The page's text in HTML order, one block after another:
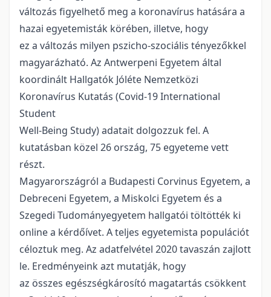
változás figyelhető meg a koronavírus hatására a
hazai egyetemisták körében, illetve, hogy
ez a változás milyen pszicho-szociális tényezőkkel
magyarázható. Az Antwerpeni Egyetem által
koordinált Hallgatók Jóléte Nemzetközi
Koronavírus Kutatás (Covid-19 International
Student
Well-Being Study) adatait dolgozzuk fel. A
kutatásban közel 26 ország, 75 egyeteme vett
részt.
Magyarországról a Budapesti Corvinus Egyetem, a
Debreceni Egyetem, a Miskolci Egyetem és a
Szegedi Tudományegyetem hallgatói töltötték ki
online a kérdőívet. A teljes egyetemista populációt
céloztuk meg. Az adatfelvétel 2020 tavaszán zajlott
le. Eredményeink azt mutatják, hogy
az összes egészségkárosító magatartás csökkent